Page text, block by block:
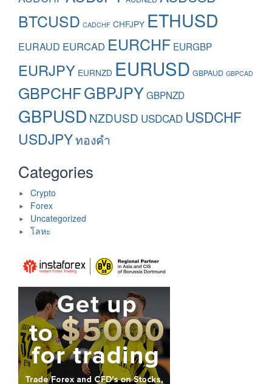
BTCUSD CADCHF CHFJPY ETHUSD
EURAUD EURCAD EURCHF EURGBP
EURJPY EURNZD EURUSD GBPAUD GBPCAD
GBPCHFGBPJPYGBPNZD
GBPUSD NZDUSD USDCAD USDCHF
USDJPYทองคำ
Categories
Crypto
Forex
Uncategorized
โลหะ